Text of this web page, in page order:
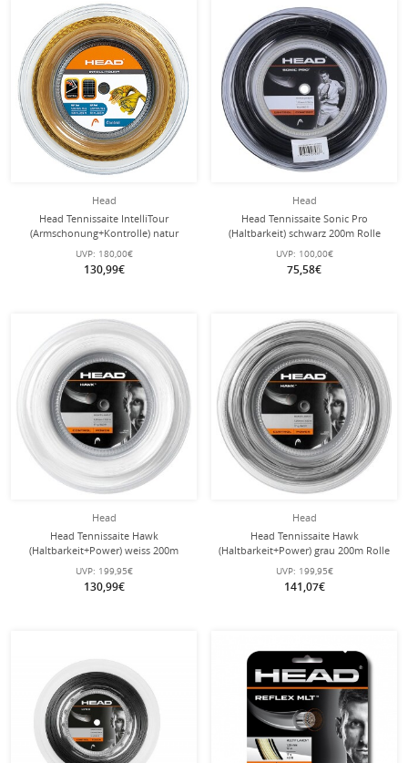
Head
Head Tennissaite IntelliTour
(Armschonung+Kontrolle) natur
200m Rolle
UVP: 180,00€
130,99€
Head
Head Tennissaite Sonic Pro
(Haltbarkeit) schwarz 200m Rolle
UVP: 100,00€
75,58€
Head
Head Tennissaite Hawk
(Haltbarkeit+Power) weiss 200m
Rolle
UVP: 199,95€
130,99€
Head
Head Tennissaite Hawk
(Haltbarkeit+Power) grau 200m Rolle
UVP: 199,95€
141,07€